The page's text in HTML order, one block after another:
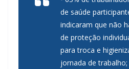
de saúde
indicaram que não
de proteção
para troca e
jornada de trabalho;